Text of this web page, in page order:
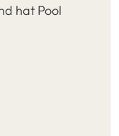
hat Pool